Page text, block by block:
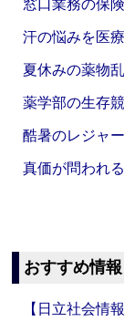
窓口業務の保
汗の悩みを医
夏休みの薬物
薬学部の生存
酷暑のレジャ
真価が問われ
おすすめ情報
【日立社会情